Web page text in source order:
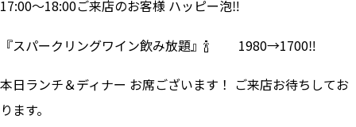
17:00～18:00ご来店のお客様 ハッピー泡‼
『スパークリングワイン飲み放題』🍾 1980→1700‼
本日ランチ＆ディナー お席ございます！ ご来店お待ちしてお
ります。